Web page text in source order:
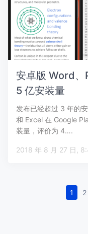
安卓版 Word
5 亿安装量
发布已经超过 3 年的
和 Excel 在 Google
装量，评价为 4….
2018
1 2